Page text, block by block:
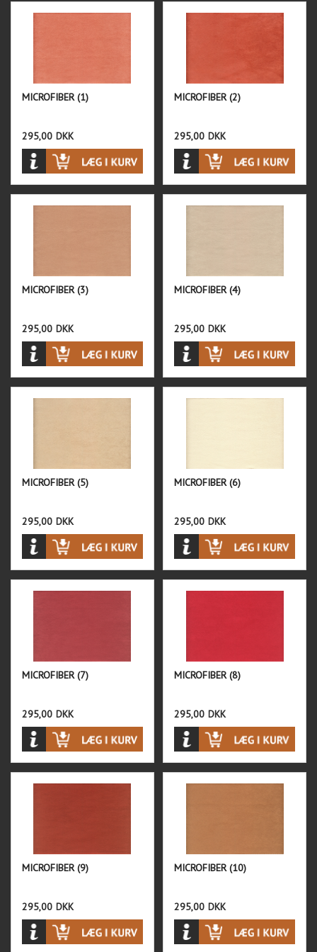
MICROFIBER (1)
295,00 DKK
MICROFIBER (2)
295,00 DKK
MICROFIBER (3)
295,00 DKK
MICROFIBER (4)
295,00 DKK
MICROFIBER (5)
295,00 DKK
MICROFIBER (6)
295,00 DKK
MICROFIBER (7)
295,00 DKK
MICROFIBER (8)
295,00 DKK
MICROFIBER (9)
295,00 DKK
MICROFIBER (10)
295,00 DKK